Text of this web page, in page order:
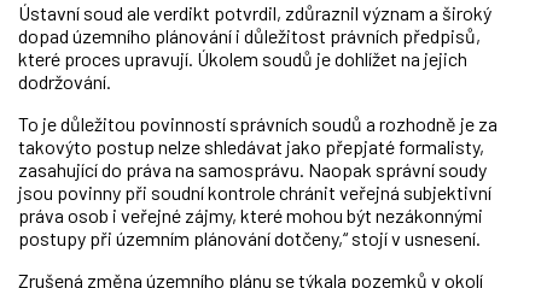
Ústavní soud ale verdikt potvrdil, zdůraznil význam a široký
dopad územního plánování i důležitost právních předpisů,
které proces upravují. Úkolem soudů je dohlížet na jejich
dodržování.
To je důležitou povinností správních soudů a rozhodně je za
takovýto postup nelze shledávat jako přepjaté formalisty,
zasahující do práva na samosprávu. Naopak správní soudy
jsou povinny při soudní kontrole chránit veřejná subjektivní
práva osob i veřejné zájmy, které mohou být nezákonnými
postupy při územním plánování dotčeny,“ stojí v usnesení.
Zrušená změna územního plánu se týkala pozemků v okolí